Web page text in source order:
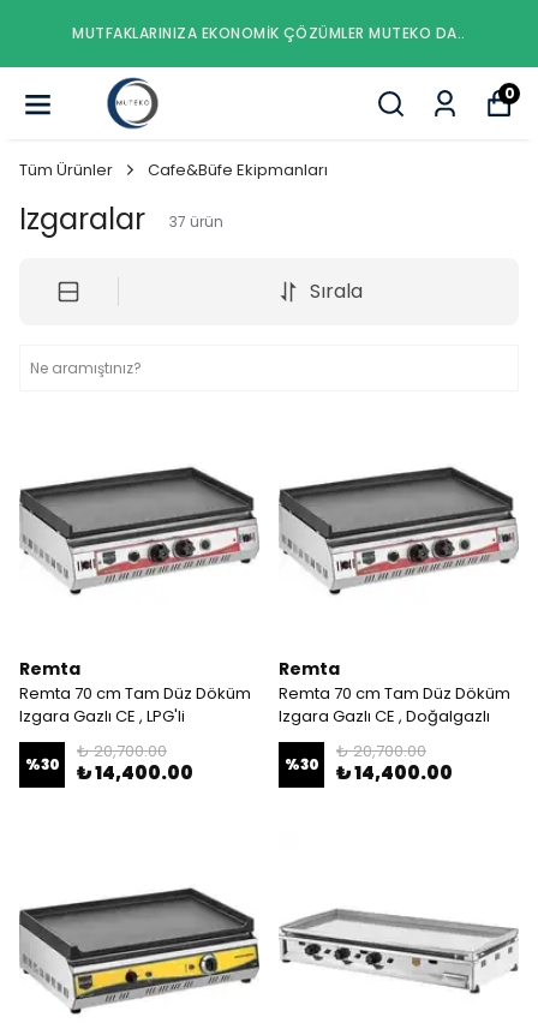
MUTFAKLARINIZA EKONOMIK ÇÖZÜMLER MUTEKO DA..
0
Tüm Ürünler Cafe&Büfe Ekipmanları
Izgaralar 37 ürün
Sırala
Remta
Remta 70 cm Tam Düz Döküm
Izgara Gazlı CE , LPG'li
%30
₺ 20,700.00
₺ 14,400.00
Remta
Remta 70 cm Tam Düz Döküm
Izgara Gazlı CE , Doğalgazlı
%30
₺ 20,700.00
₺ 14,400.00